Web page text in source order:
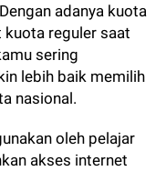
adanya kuota
kuota reguler saat
sering
lebih baik memilih
nasional.
oleh pelajar
akses internet